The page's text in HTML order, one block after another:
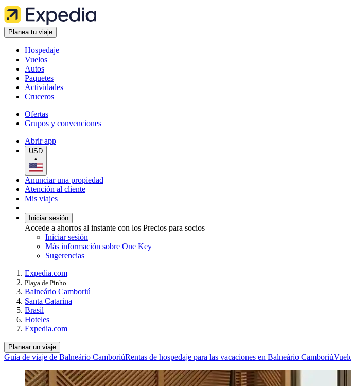
Planea tu viaje
Hospedaje
Vuelos
Autos
Paquetes
Actividades
Cruceros
Ofertas
Grupos y convenciones
Abrir app
USD
•
Anunciar una propiedad
Atención al cliente
Mis viajes
Iniciar sesión
Accede a ahorros al instante con los Precios para socios
Iniciar sesión
Más información sobre One Key
Sugerencias
Expedia.com
Playa de Pinho
Balneário Camboriú
Santa Catarina
Brasil
Hoteles
Expedia.com
Planear un viaje
Guía de viaje de Balneário CamboriúRentas de hospedaje para las vacaciones en Balneário Camboriú